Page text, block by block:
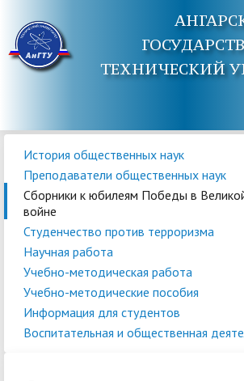
ТЕХНИЧЕСКИЙ
История общественных наук
Преподаватели общественных наук
Сборники к юбилеям Победы в
войне
Студенчество против терроризма
Научная работа
Учебно-методическая работа
Учебно-методические пособия
Информация для студентов
Воспитательная и общественная